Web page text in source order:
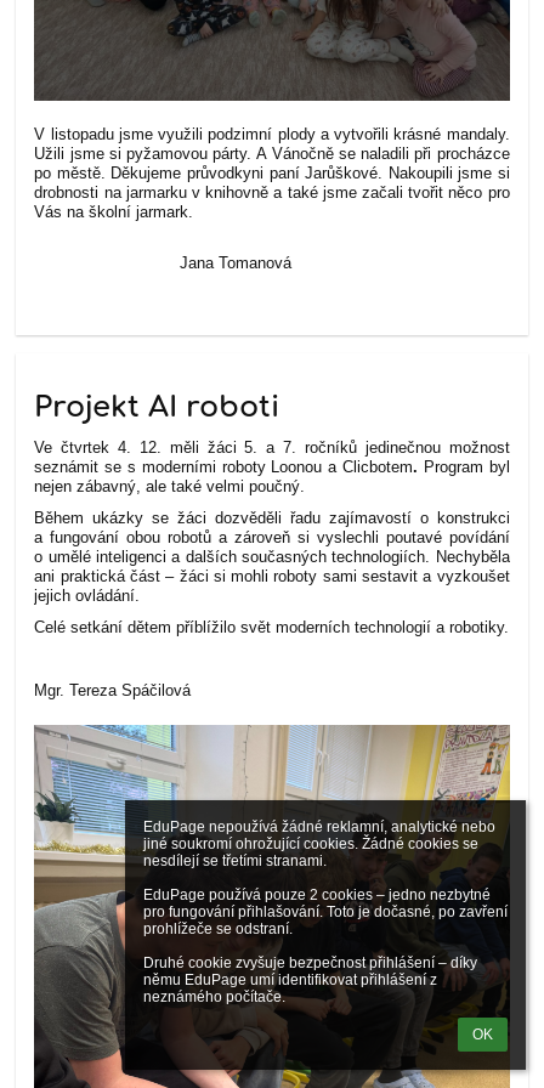
EduPage nepoužívá žádné reklamní, analytické nebo
jiné soukromí ohrožující cookies. Žádné cookies se
nesdílejí se třetími stranami.
EduPage používá pouze 2 cookies – jedno nezbytné
pro fungování přihlašování. Toto je dočasné, po zavření
prohlížeče se odstraní.
Druhé cookie zvyšuje bezpečnost přihlášení – díky
němu EduPage umí identifikovat přihlášení z
neznámého počítače.
OK
V listopadu jsme využili podzimní plody a vytvořili krásné mandaly.
Užili jsme si pyžamovou párty. A Vánočně se naladili při procházce
po městě. Děkujeme průvodkyni paní Jarůškové. Nakoupili jsme si
drobnosti na jarmarku v knihovně a také jsme začali tvořit něco pro
Vás na školní jarmark.
Jana Tomanová
Projekt AI roboti
Ve čtvrtek 4. 12. měli žáci 5. a 7. ročníků jedinečnou možnost
seznámit se s moderními roboty Loonou a Clicbotem. Program byl
nejen zábavný, ale také velmi poučný.
Během ukázky se žáci dozvěděli řadu zajímavostí o konstrukci
a fungování obou robotů a zároveň si vyslechli poutavé povídání
o umělé inteligenci a dalších současných technologiích. Nechyběla
ani praktická část – žáci si mohli roboty sami sestavit a vyzkoušet
jejich ovládání.
Celé setkání dětem příblížilo svět moderních technologií a robotiky.
Mgr. Tereza Spáčilová